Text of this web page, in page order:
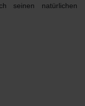
seinen natürlichen